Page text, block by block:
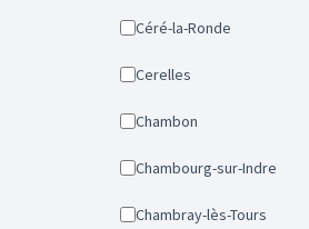
Céré-la-Ronde
Cerelles
Chambon
Chambourg-sur-Indre
Chambray-lès-Tours